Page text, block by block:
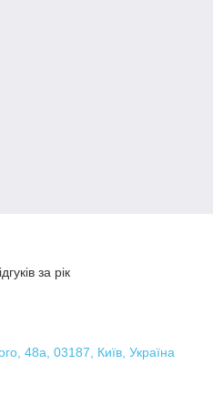
за рік
48а, 03187, Київ, Україна